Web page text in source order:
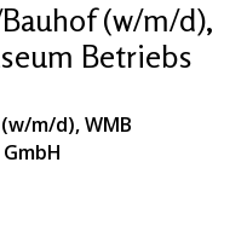
(w/m/d),
Betriebs
m/d), WMB